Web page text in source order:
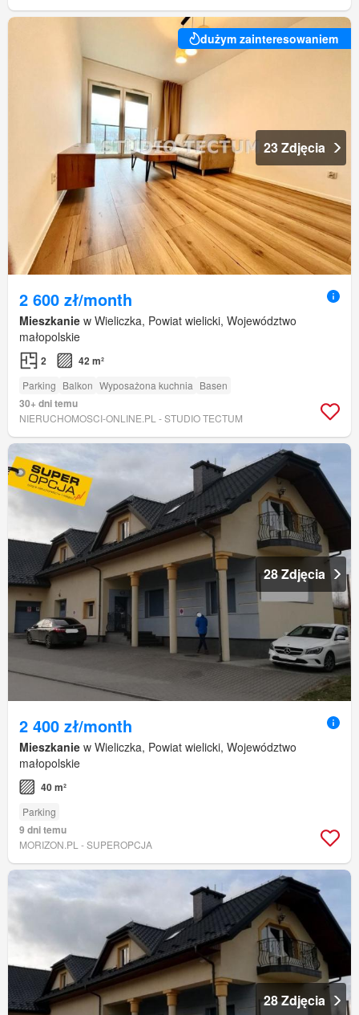
dużym zainteresowaniem
23 Zdjęcia
2 600 zł/month
Mieszkanie w Wieliczka, Powiat wielicki, Województwo
małopolskie
2 42 m²
Parking Balkon Wyposażona kuchnia Basen
30+ dni temu
NIERUCHOMOSCI-ONLINE.PL - STUDIO TECTUM
28 Zdjęcia
2 400 zł/month
Mieszkanie w Wieliczka, Powiat wielicki, Województwo
małopolskie
40 m²
Parking
9 dni temu
MORIZON.PL - SUPEROPCJA
28 Zdjęcia